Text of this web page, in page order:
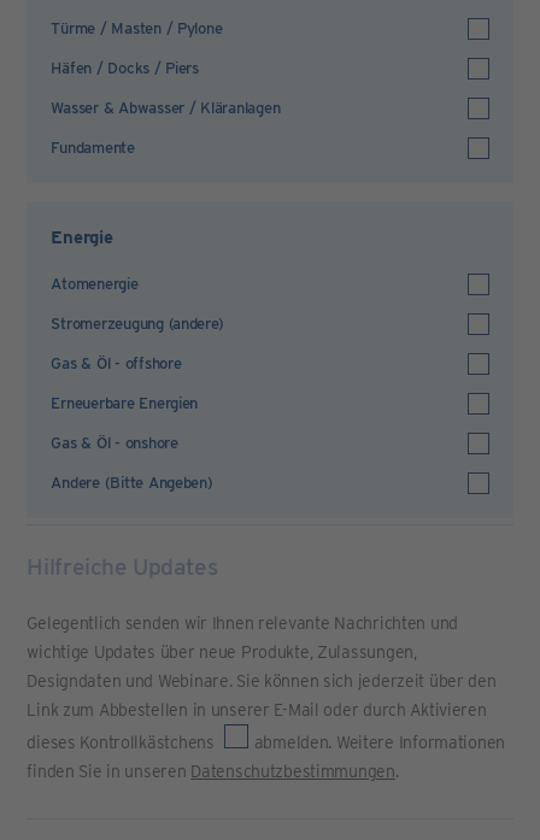
Türme / Masten / Pylone
Häfen / Docks / Piers
Wasser & Abwasser / Kläranlagen
Fundamente
Energie
Atomenergie
Stromerzeugung (andere)
Gas & Öl - offshore
Erneuerbare Energien
Gas & Öl - onshore
Andere (Bitte Angeben)
Hilfreiche Updates
Gelegentlich senden wir Ihnen relevante Nachrichten und
wichtige Updates über neue Produkte, Zulassungen,
Designdaten und Webinare. Sie können sich jederzeit über den
Link zum Abbestellen in unserer E-Mail oder durch Aktivieren
dieses Kontrollkästchens
abmelden. Weitere Informationen
finden Sie in unseren Datenschutzbestimmungen.